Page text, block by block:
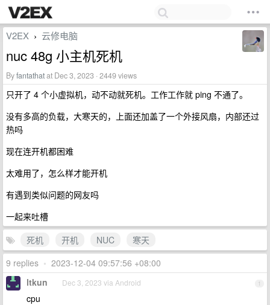
V2EX › 云修电脑
nuc 48g 小主机死机
Byfantathatat Dec 3, 2023 · 2449 views
只开了 4 个小虚拟机，动不动就死机。工作工作就 ping 不通了。
没有多高的负载，大寒天的，上面还加盖了一个外接风扇，内部还过
热吗
现在连开机都困难
太难用了，怎么样才能开机
有遇到类似问题的网友吗
一起来吐槽
死机
开机 NUC
寒天
9 replies • 2023-12-04 09:57:56 +08:00
1
ltkun Dec 3, 2023 via Android
cpu